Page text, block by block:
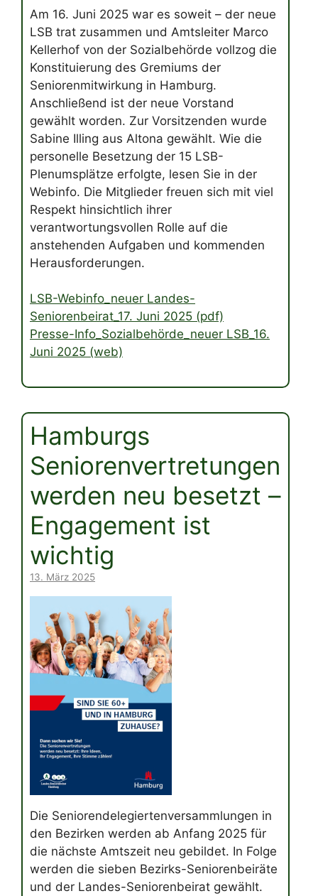
Am 16. Juni 2025 war es soweit – der neue
LSB trat zusammen und Amtsleiter Marco
Kellerhof von der Sozialbehörde vollzog die
Konstituierung des Gremiums der
Seniorenmitwirkung in Hamburg.
Anschließend ist der neue Vorstand
gewählt worden. Zur Vorsitzenden wurde
Sabine Illing aus Altona gewählt. Wie die
personelle Besetzung der 15 LSB-
Plenumsplätze erfolgte, lesen Sie in der
Webinfo. Die Mitglieder freuen sich mit viel
Respekt hinsichtlich ihrer
verantwortungsvollen Rolle auf die
anstehenden Aufgaben und kommenden
Herausforderungen.
LSB-Webinfo_neuer Landes-
Seniorenbeirat_17. Juni 2025 (pdf)
Presse-Info_Sozialbehörde_neuer LSB_16.
Juni 2025 (web)
Hamburgs
Seniorenvertretungen
werden neu besetzt –
Engagement ist
wichtig
13. März 2025
Die Seniorendelegiertenversammlungen in
den Bezirken werden ab Anfang 2025 für
die nächste Amtszeit neu gebildet. In Folge
werden die sieben Bezirks-Seniorenbeiräte
und der Landes-Seniorenbeirat gewählt.